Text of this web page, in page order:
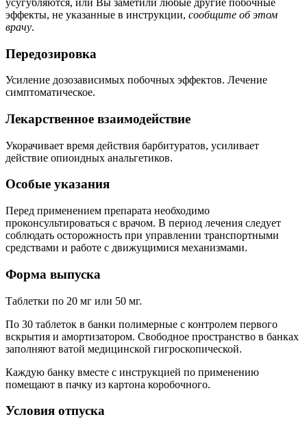
эффекты, не указанные в инструкции, сообщите об этом
врачу.
Передозировка
Усиление дозозависимых побочных эффектов. Лечение
симптоматическое.
Лекарственное взаимодействие
Укорачивает время действия барбитуратов, усиливает
действие опиоидных анальгетиков.
Особые указания
Перед применением препарата необходимо
проконсультироваться с врачом. В период лечения следует
соблюдать осторожность при управлении транспортными
средствами и работе с движущимися механизмами.
Форма выпуска
Таблетки по 20 мг или 50 мг.
По 30 таблеток в банки полимерные с контролем первого
вскрытия и амортизатором. Свободное пространство в банках
заполняют ватой медицинской гигроскопической.
Каждую банку вместе с инструкцией по применению
помещают в пачку из картона коробочного.
Условия отпуска